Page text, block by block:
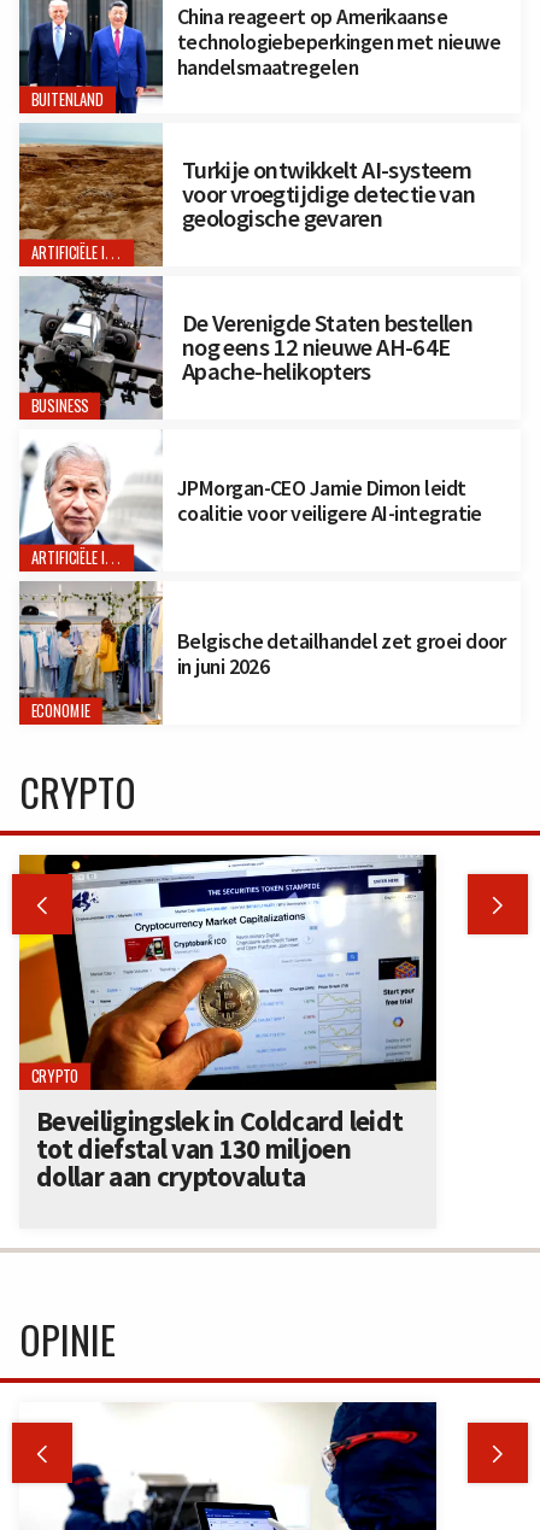
BUITENLAND
China reageert op Amerikaanse
technologiebeperkingen met nieuwe
handelsmaatregelen
ARTIFICIËLE INTELLIGENTIE
Turkije ontwikkelt AI-systeem
voor vroegtijdige detectie van
geologische gevaren
BUSINESS
De Verenigde Staten bestellen
nog eens 12 nieuwe AH-64E
Apache-helikopters
ARTIFICIËLE INTELLIGENTIE
JPMorgan-CEO Jamie Dimon leidt
coalitie voor veiligere AI-integratie
ECONOMIE
Belgische detailhandel zet groei door
in juni 2026
CRYPTO
 
CRYPTO
Beveiligingslek in Coldcard leidt
tot diefstal van 130 miljoen
dollar aan cryptovaluta
OPINIE
 